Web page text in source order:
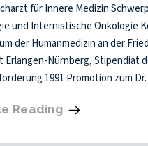
für Innere Medizin
und Internistische Onkologie
der Humanmedizin an der
Erlangen-Nürnberg, Stipendiat
1991 Promotion zum
Reading